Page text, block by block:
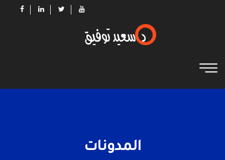
المدونات